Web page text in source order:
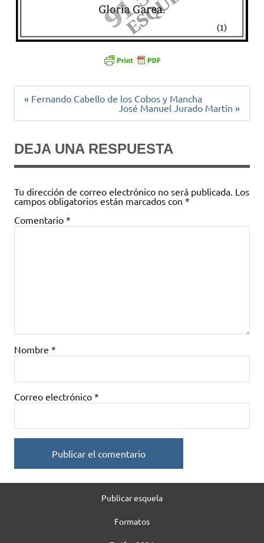
Navegación
« Fernando Cabello de los Cobos y Mancha
José Manuel Jurado Martín »
DEJA UNA RESPUESTA
Tu dirección de correo electrónico no será publicada. Los
campos obligatorios están marcados con *
Comentario *
Nombre *
Correo electrónico *
Publicar esquela
Formatos